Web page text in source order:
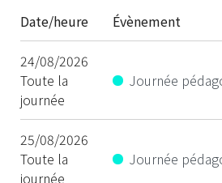
Date/heure Évènement
24/08/2026
Toute la
journée
Journée
25/08/2026
Toute la
journée
Journée